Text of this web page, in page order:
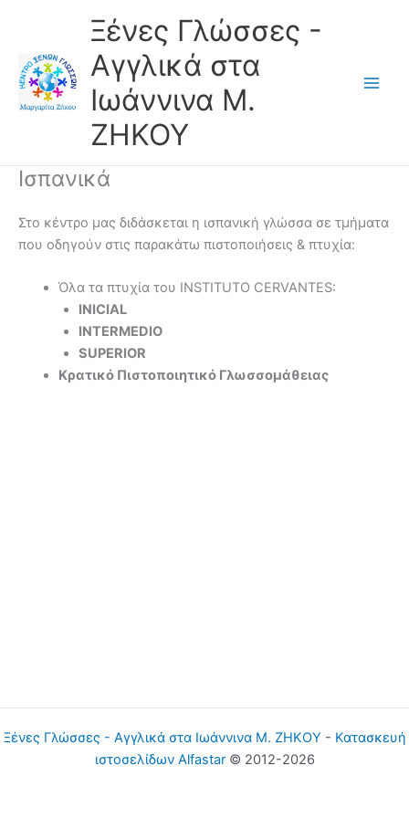
content
Ξένες Γλώσσες -
Αγγλικά στα
Ιωάννινα Μ.
ΖΗΚΟΥ
Ισπανικά
Στο κέντρο μας διδάσκεται η ισπανική γλώσσα σε τμήματα
που οδηγούν στις παρακάτω πιστοποιήσεις & πτυχία:
Όλα τα πτυχία του INSTITUTO CERVANTES:
INICIAL
INTERMEDIO
SUPERIOR
Κρατικό Πιστοποιητικό Γλωσσομάθειας
Ξένες Γλώσσες - Αγγλικά στα Ιωάννινα Μ. ΖΗΚΟΥ - Κατασκευή
ιστοσελίδων Alfastar© 2012-2026